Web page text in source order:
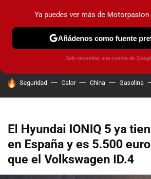
PRUEBAS COCHES ELÉCTRICOS
HOY SE HABLA DE
Seguridad Calor China Gasolina
El Hyundai IONIQ 5 ya
en España y es 5.500
que el Volkswagen ID.4
Ya puedes ver más de Motorpasion
Añádenos como fuente
Solo necesitas una cuenta de